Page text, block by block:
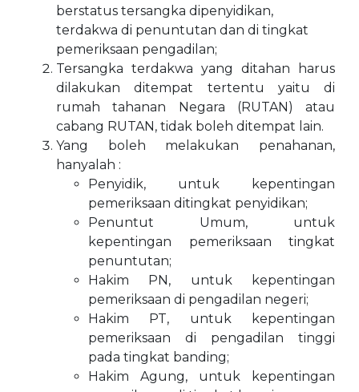
berstatus tersangka dipenyidikan,
terdakwa di penuntutan dan di tingkat
pemeriksaan pengadilan;
Tersangka terdakwa yang ditahan harus
dilakukan ditempat tertentu yaitu di
rumah tahanan Negara (RUTAN) atau
cabang RUTAN, tidak boleh ditempat lain.
Yang boleh melakukan penahanan,
hanyalah :
Penyidik, untuk kepentingan
pemeriksaan ditingkat penyidikan;
Penuntut Umum, untuk
kepentingan pemeriksaan tingkat
penuntutan;
Hakim PN, untuk kepentingan
pemeriksaan di pengadilan negeri;
Hakim PT, untuk kepentingan
pemeriksaan di pengadilan tinggi
pada tingkat banding;
Hakim Agung, untuk kepentingan